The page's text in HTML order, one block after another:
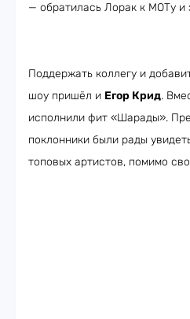
— обратилась Лорак к МОТу и
Поддержать коллегу и
шоу пришёл и Егор Крид.
исполнили фит «Шарады».
поклонники были рады
топовых артистов, помимо